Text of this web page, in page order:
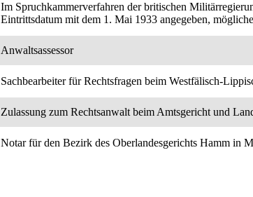
Im Spruchkammerverfahren der britischen
Eintrittsdatum mit dem 1. Mai 1933 angegeben,
Anwaltsassessor
Sachbearbeiter für Rechtsfragen beim Westfälisch-
Zulassung zum Rechtsanwalt beim Amtsgericht und
Notar für den Bezirk des Oberlandesgerichts Hamm in